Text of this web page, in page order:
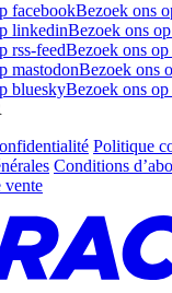
facebookBezoek ons
linkedinBezoek ons
rss-feedBezoek ons
mastodonBezoek ons
blueskyBezoek ons op
Politique
Conditions
vente